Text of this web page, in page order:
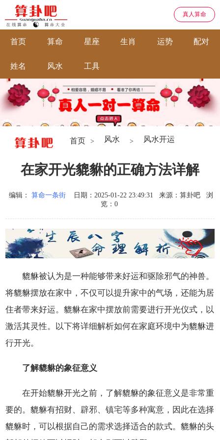
真人算命
首页 算命 星座 生肖 运势 配对
姓名 风水 工具
首页 > 风水 > 风水开运
在家开光貔貅的正确方法详解
编辑： 算命一条街 日期：2025-01-22 23:49:31 来源：算卦吧
浏
览：0
貔貅被认为是一种能够带来好运和驱除邪气的神兽。
将貔貅摆放在家中，不仅可以提升家中的气场，还能为居
住者带来好运。貔貅在家中摆放前需要进行开光仪式，以
激活其灵性。以下将详细解析如何在家庭环境中为貔貅进
行开光。
了解貔貅的象征意义
在开始貔貅开光之前，了解貔貅的象征意义是非常重
要的。貔貅有招财、辟邪、镇宅等多种寓意，因此在选择
貔貅时，可以根据自己的需求选择适合的款式。貔貅的头